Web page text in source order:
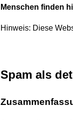
Menschen finden
Hinweis: Diese
Spam als